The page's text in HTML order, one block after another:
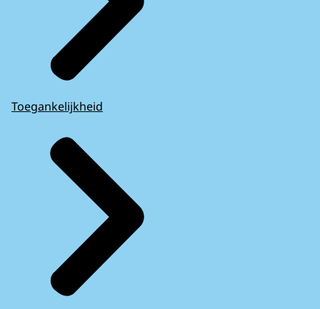
Toegankelijkheid